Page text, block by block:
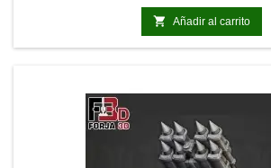
 Añadir al carrito